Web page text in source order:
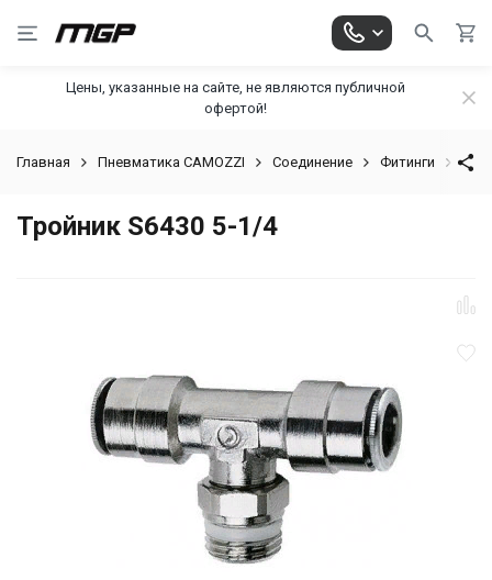
Цены, указанные на сайте, не являются публичной
офертой!
Главная Пневматика CAMOZZI Соединение Фитинги
Тройник S6430 5-1/4